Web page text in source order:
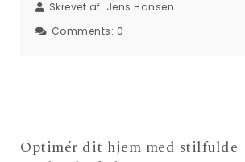
Skrevet af: Jens Hansen
Comments: 0
Optimér dit hjem med stilfulde